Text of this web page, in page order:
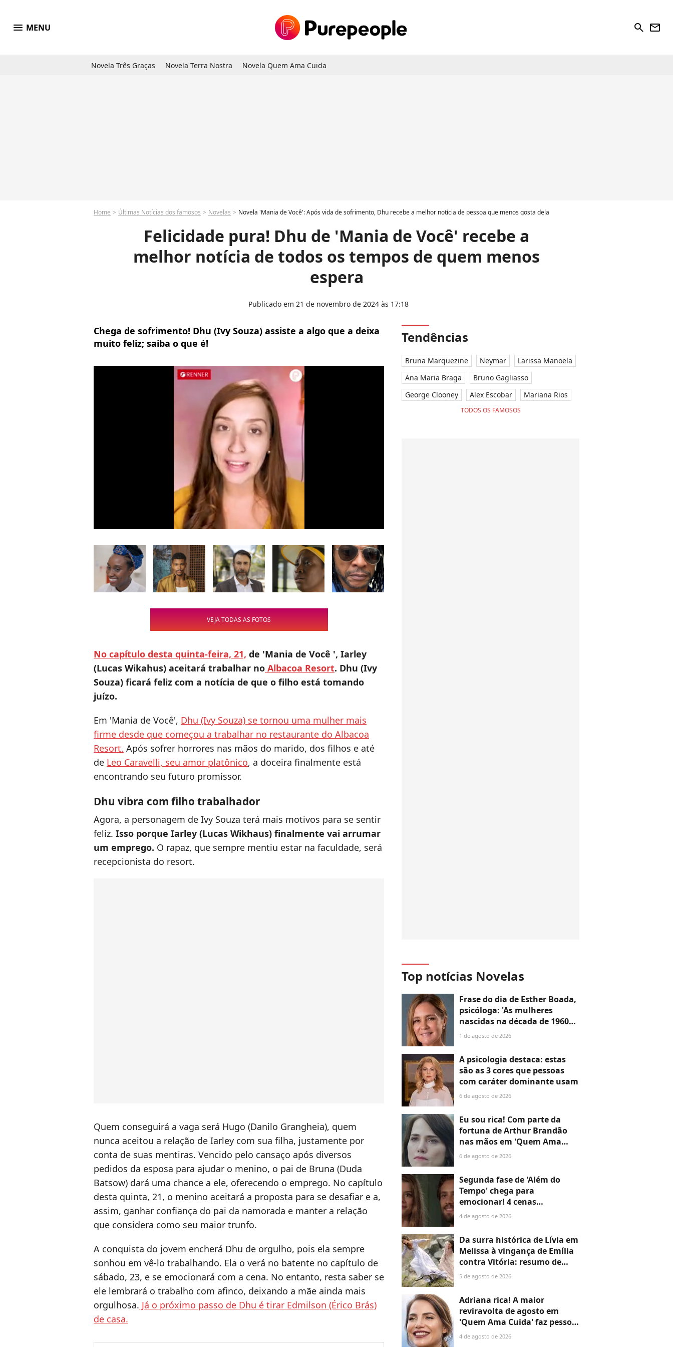
menu MENU search newsletter
Novela Três Graças Novela Terra Nostra Novela Quem Ama Cuida
Home Últimas Notícias dos famosos Novelas Novela 'Mania de Você': Após vida de sofrimento, Dhu recebe a melhor notícia de pessoa que menos gosta dela
Felicidade pura! Dhu de 'Mania de Você' recebe a
melhor notícia de todos os tempos de quem menos
espera
Publicado em 21 de novembro de 2024 às 17:18
Chega de sofrimento! Dhu (Ivy Souza) assiste a algo que a deixa
muito feliz; saiba o que é!
VEJA TODAS AS FOTOS
No capítulo desta quinta-feira, 21, de 'Mania de Você ', Iarley
(Lucas Wikahus) aceitará trabalhar no Albacoa Resort. Dhu (Ivy
Souza) ficará feliz com a notícia de que o filho está tomando
juízo.
Em 'Mania de Você', Dhu (Ivy Souza) se tornou uma mulher mais
firme desde que começou a trabalhar no restaurante do Albacoa
Resort. Após sofrer horrores nas mãos do marido, dos filhos e até
de Leo Caravelli, seu amor platônico, a doceira finalmente está
encontrando seu futuro promissor.
Dhu vibra com filho trabalhador
Agora, a personagem de Ivy Souza terá mais motivos para se sentir
feliz. Isso porque Iarley (Lucas Wikhaus) finalmente vai arrumar
um emprego. O rapaz, que sempre mentiu estar na faculdade, será
recepcionista do resort.
Quem conseguirá a vaga será Hugo (Danilo Grangheia), quem
nunca aceitou a relação de Iarley com sua filha, justamente por
conta de suas mentiras. Vencido pelo cansaço após diversos
pedidos da esposa para ajudar o menino, o pai de Bruna (Duda
Batsow) dará uma chance a ele, oferecendo o emprego. No capítulo
desta quinta, 21, o menino aceitará a proposta para se desafiar e a,
assim, ganhar confiança do pai da namorada e manter a relação
que considera como seu maior trunfo.
A conquista do jovem encherá Dhu de orgulho, pois ela sempre
sonhou em vê-lo trabalhando. Ela o verá no batente no capítulo de
sábado, 23, e se emocionará com a cena. No entanto, resta saber se
ele lembrará o trabalho com afinco, deixando a mãe ainda mais
orgulhosa. Já o próximo passo de Dhu é tirar Edmilson (Érico Brás)
de casa.
Tendências
Bruna Marquezine Neymar
Larissa Manoela
Ana Maria Braga
Bruno Gagliasso
George Clooney
Alex Escobar Mariana Rios
TODOS OS FAMOSOS
Top notícias Novelas
Frase do dia de Esther Boada,
psicóloga: 'As mulheres
nascidas na década de 1960
cresceram com a ideia de que
tudo, porque era isso que a
sociedade exigia'
1 de agosto de 2026
A psicologia destaca: estas
são as 3 cores que pessoas
com caráter dominante usam
6 de agosto de 2026
Eu sou rica! Com parte da
fortuna de Arthur Brandão
nas mãos em 'Quem Ama
Cuida', Adriana compra a
passo em vingança com
ajuda de Iuri
6 de agosto de 2026
Segunda fase de 'Além do
Tempo' chega para
emocionar! 4 cenas
marcantes do primeiro
não perde o fôlego
4 de agosto de 2026
Da surra histórica de Lívia em
Melissa à vingança de Emília
contra Vitória: resumo de
'Além do Tempo' (5 a 8 de
fase com mortes arrasadoras
e passagem de tempo
inesquecível
5 de agosto de 2026
Adriana rica! A maior
reviravolta de agosto em
'Quem Ama Cuida' faz pessoa
mais inesperada colocar
4 de agosto de 2026